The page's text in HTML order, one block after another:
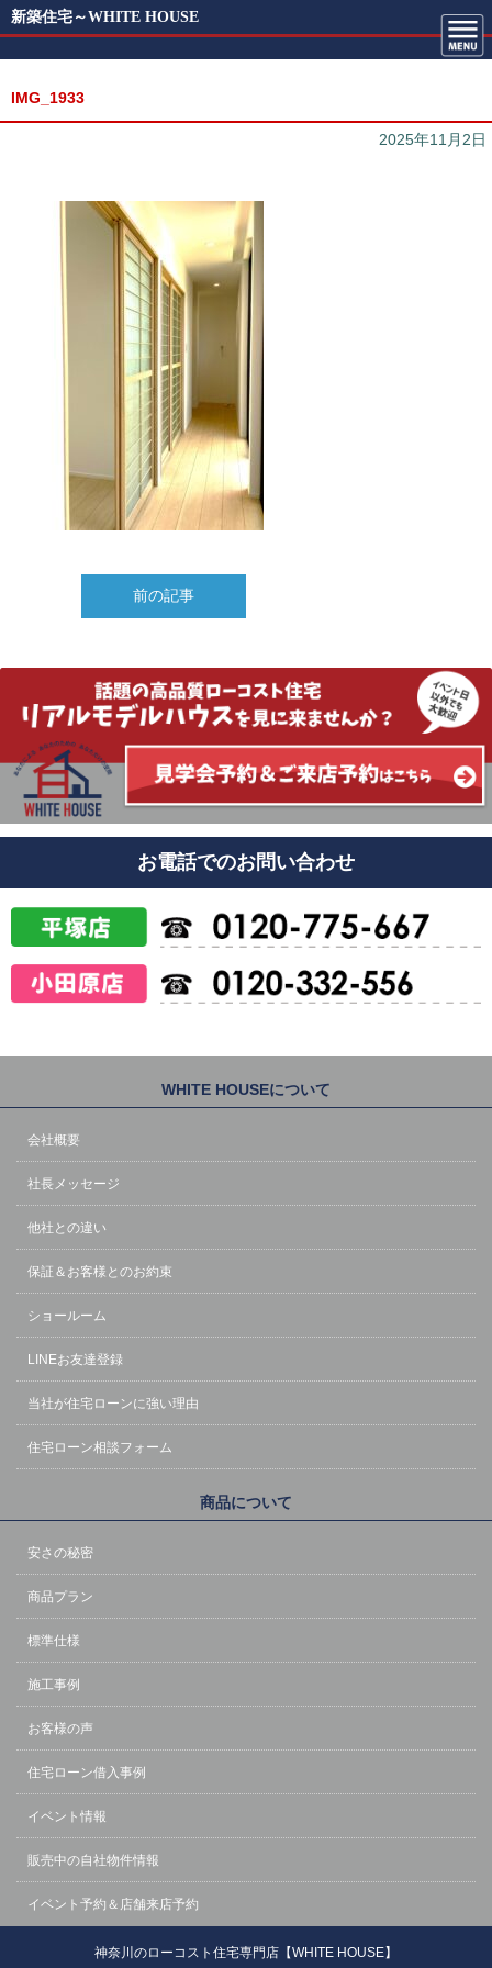
新築住宅～WHITE HOUSE
IMG_1933
2025年11月2日
前の記事
お電話でのお問い合わせ
WHITE HOUSEについて
会社概要
社長メッセージ
他社との違い
保証＆お客様とのお約束
ショールーム
LINEお友達登録
当社が住宅ローンに強い理由
住宅ローン相談フォーム
商品について
安さの秘密
商品プラン
標準仕様
施工事例
お客様の声
住宅ローン借入事例
イベント情報
販売中の自社物件情報
イベント予約＆店舗来店予約
神奈川のローコスト住宅専門店【WHITE HOUSE】